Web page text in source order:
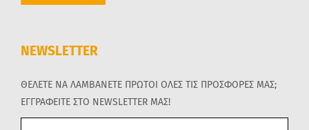
NEWSLETTER
ΘΕΛΕΤΕ ΝΑ ΛΑΜΒΑΝΕΤΕ ΠΡΩΤΟΙ ΟΛΕΣ ΤΙΣ ΠΡΟΣΦΟΡΕΣ ΜΑΣ;
ΕΓΓΡΑΦΕΙΤΕ ΣΤΟ NEWSLETTER ΜΑΣ!